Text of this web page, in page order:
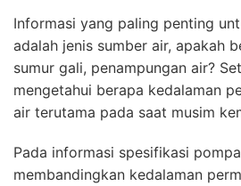
Informasi yang paling penting
adalah jenis sumber air, apakah
sumur gali, penampungan air?
mengetahui berapa kedalaman
air terutama pada saat musim
Pada informasi spesifikasi
membandingkan kedalaman